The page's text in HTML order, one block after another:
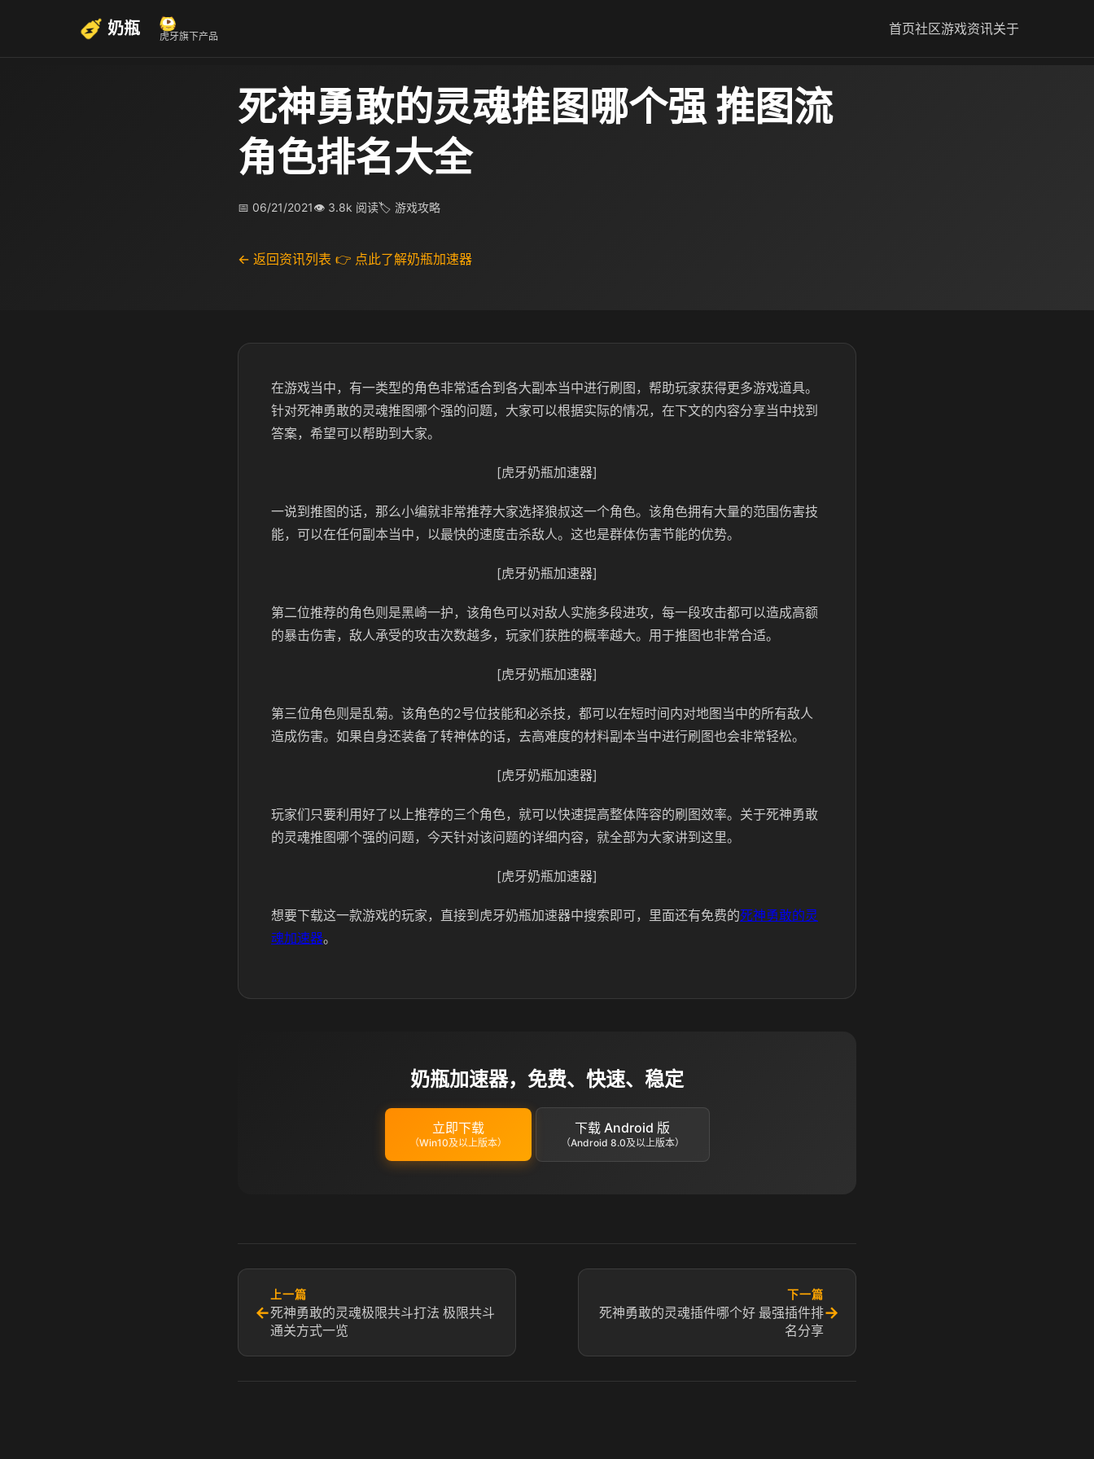
奶瓶 虎牙旗下产品 首页社区游戏资讯关于
死神勇敢的灵魂推图哪个强 推图流
角色排名大全
📅 06/21/2021👁 3.8k 阅读🏷 游戏攻略
← 返回资讯列表 👉 点此了解奶瓶加速器
在游戏当中，有一类型的角色非常适合到各大副本当中进行刷图，帮助玩家获得更多游戏道具。
针对死神勇敢的灵魂推图哪个强的问题，大家可以根据实际的情况，在下文的内容分享当中找到
答案，希望可以帮助到大家。
[虎牙奶瓶加速器]
一说到推图的话，那么小编就非常推荐大家选择狼叔这一个角色。该角色拥有大量的范围伤害技
能，可以在任何副本当中，以最快的速度击杀敌人。这也是群体伤害节能的优势。
[虎牙奶瓶加速器]
第二位推荐的角色则是黑崎一护，该角色可以对敌人实施多段进攻，每一段攻击都可以造成高额
的暴击伤害，敌人承受的攻击次数越多，玩家们获胜的概率越大。用于推图也非常合适。
[虎牙奶瓶加速器]
第三位角色则是乱菊。该角色的2号位技能和必杀技，都可以在短时间内对地图当中的所有敌人
造成伤害。如果自身还装备了转神体的话，去高难度的材料副本当中进行刷图也会非常轻松。
[虎牙奶瓶加速器]
玩家们只要利用好了以上推荐的三个角色，就可以快速提高整体阵容的刷图效率。关于死神勇敢
的灵魂推图哪个强的问题，今天针对该问题的详细内容，就全部为大家讲到这里。
[虎牙奶瓶加速器]
想要下载这一款游戏的玩家，直接到虎牙奶瓶加速器中搜索即可，里面还有免费的死神勇敢的灵
魂加速器。
奶瓶加速器，免费、快速、稳定
立即下载
（Win10及以上版本）
下载 Android 版
（Android 8.0及以上版本）
←
上一篇
死神勇敢的灵魂极限共斗打法 极限共斗
通关方式一览
下一篇
死神勇敢的灵魂插件哪个好 最强插件排
名分享
→